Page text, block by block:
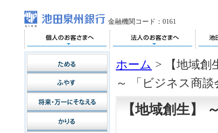
金融機関コード：0161
ホーム >
【地域
～ 「ビジネス商
【地域創生】